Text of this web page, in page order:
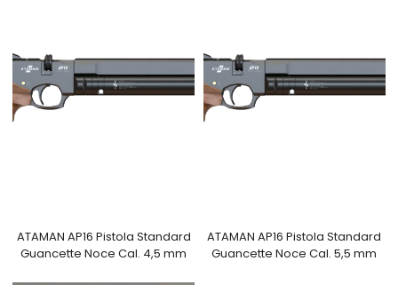
ATAMAN AP16 Pistola Standard
Guancette Noce Cal. 4,5 mm
ATAMAN AP16 Pistola Standard
Guancette Noce Cal. 5,5 mm